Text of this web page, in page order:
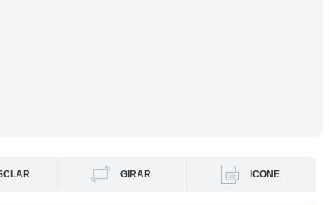
GIRAR ICONE